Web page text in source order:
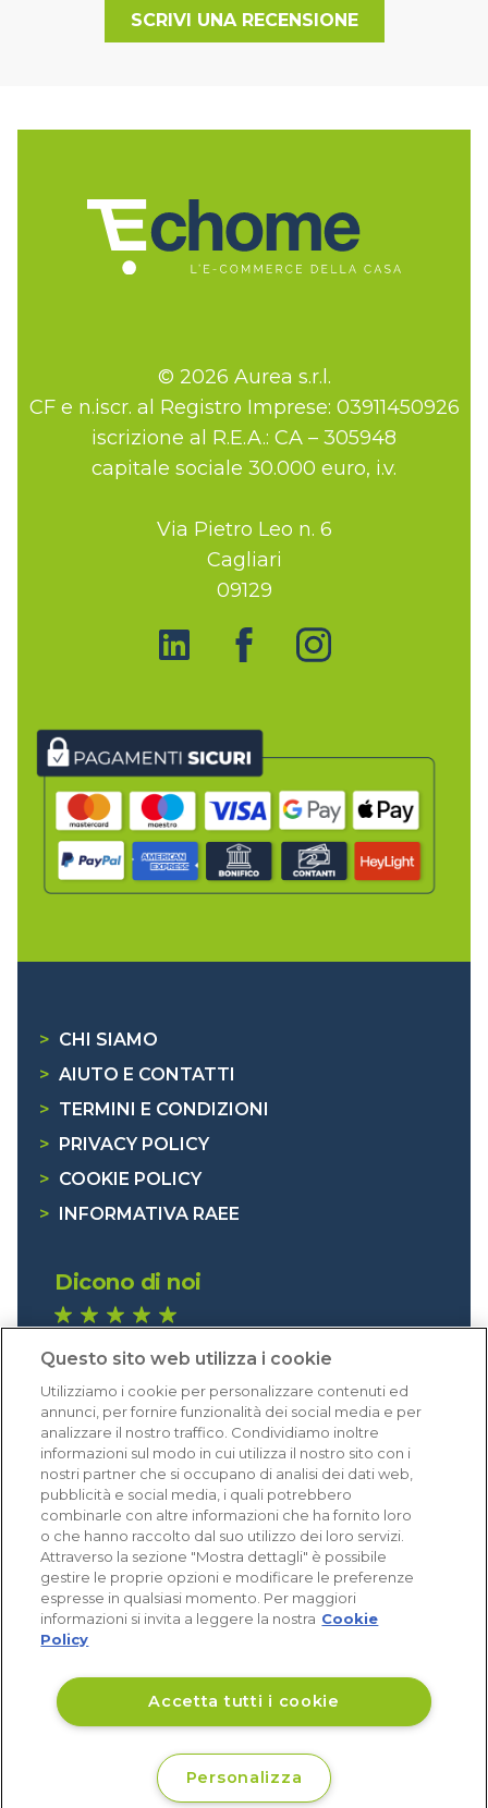
SCRIVI UNA RECENSIONE
© 2026 Aurea s.r.l.
CF e n.iscr. al Registro Imprese: 03911450926
iscrizione al R.E.A.: CA – 305948
capitale sociale 30.000 euro, i.v.
Via Pietro Leo n. 6
Cagliari
09129
> CHI SIAMO
> AIUTO E CONTATTI
> TERMINI E CONDIZIONI
> PRIVACY POLICY
> COOKIE POLICY
> INFORMATIVA RAEE
Dicono di noi
Eccellente (4,8)
Acquisti verificati
Vedi disponibilità
Questo sito web utilizza i cookie
Utilizziamo i cookie per personalizzare contenuti ed
annunci, per fornire funzionalità dei social media e per
analizzare il nostro traffico. Condividiamo inoltre
informazioni sul modo in cui utilizza il nostro sito con i
nostri partner che si occupano di analisi dei dati web,
pubblicità e social media, i quali potrebbero
combinarle con altre informazioni che ha fornito loro
o che hanno raccolto dal suo utilizzo dei loro servizi.
Attraverso la sezione "Mostra dettagli" è possibile
gestire le proprie opzioni e modificare le preferenze
espresse in qualsiasi momento. Per maggiori
informazioni si invita a leggere la nostra Cookie
Policy
Accetta tutti i cookie
Personalizza